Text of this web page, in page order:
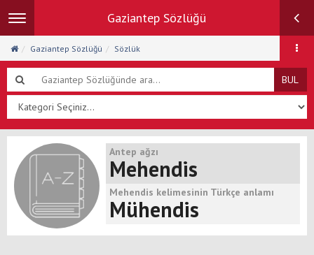
Toggle
navigation
Gaziantep Sözlüğü
Gaziantep Sözlüğü Sözlük
BUL
Antep ağzı
Mehendis
Mehendis kelimesinin Türkçe anlamı
Mühendis